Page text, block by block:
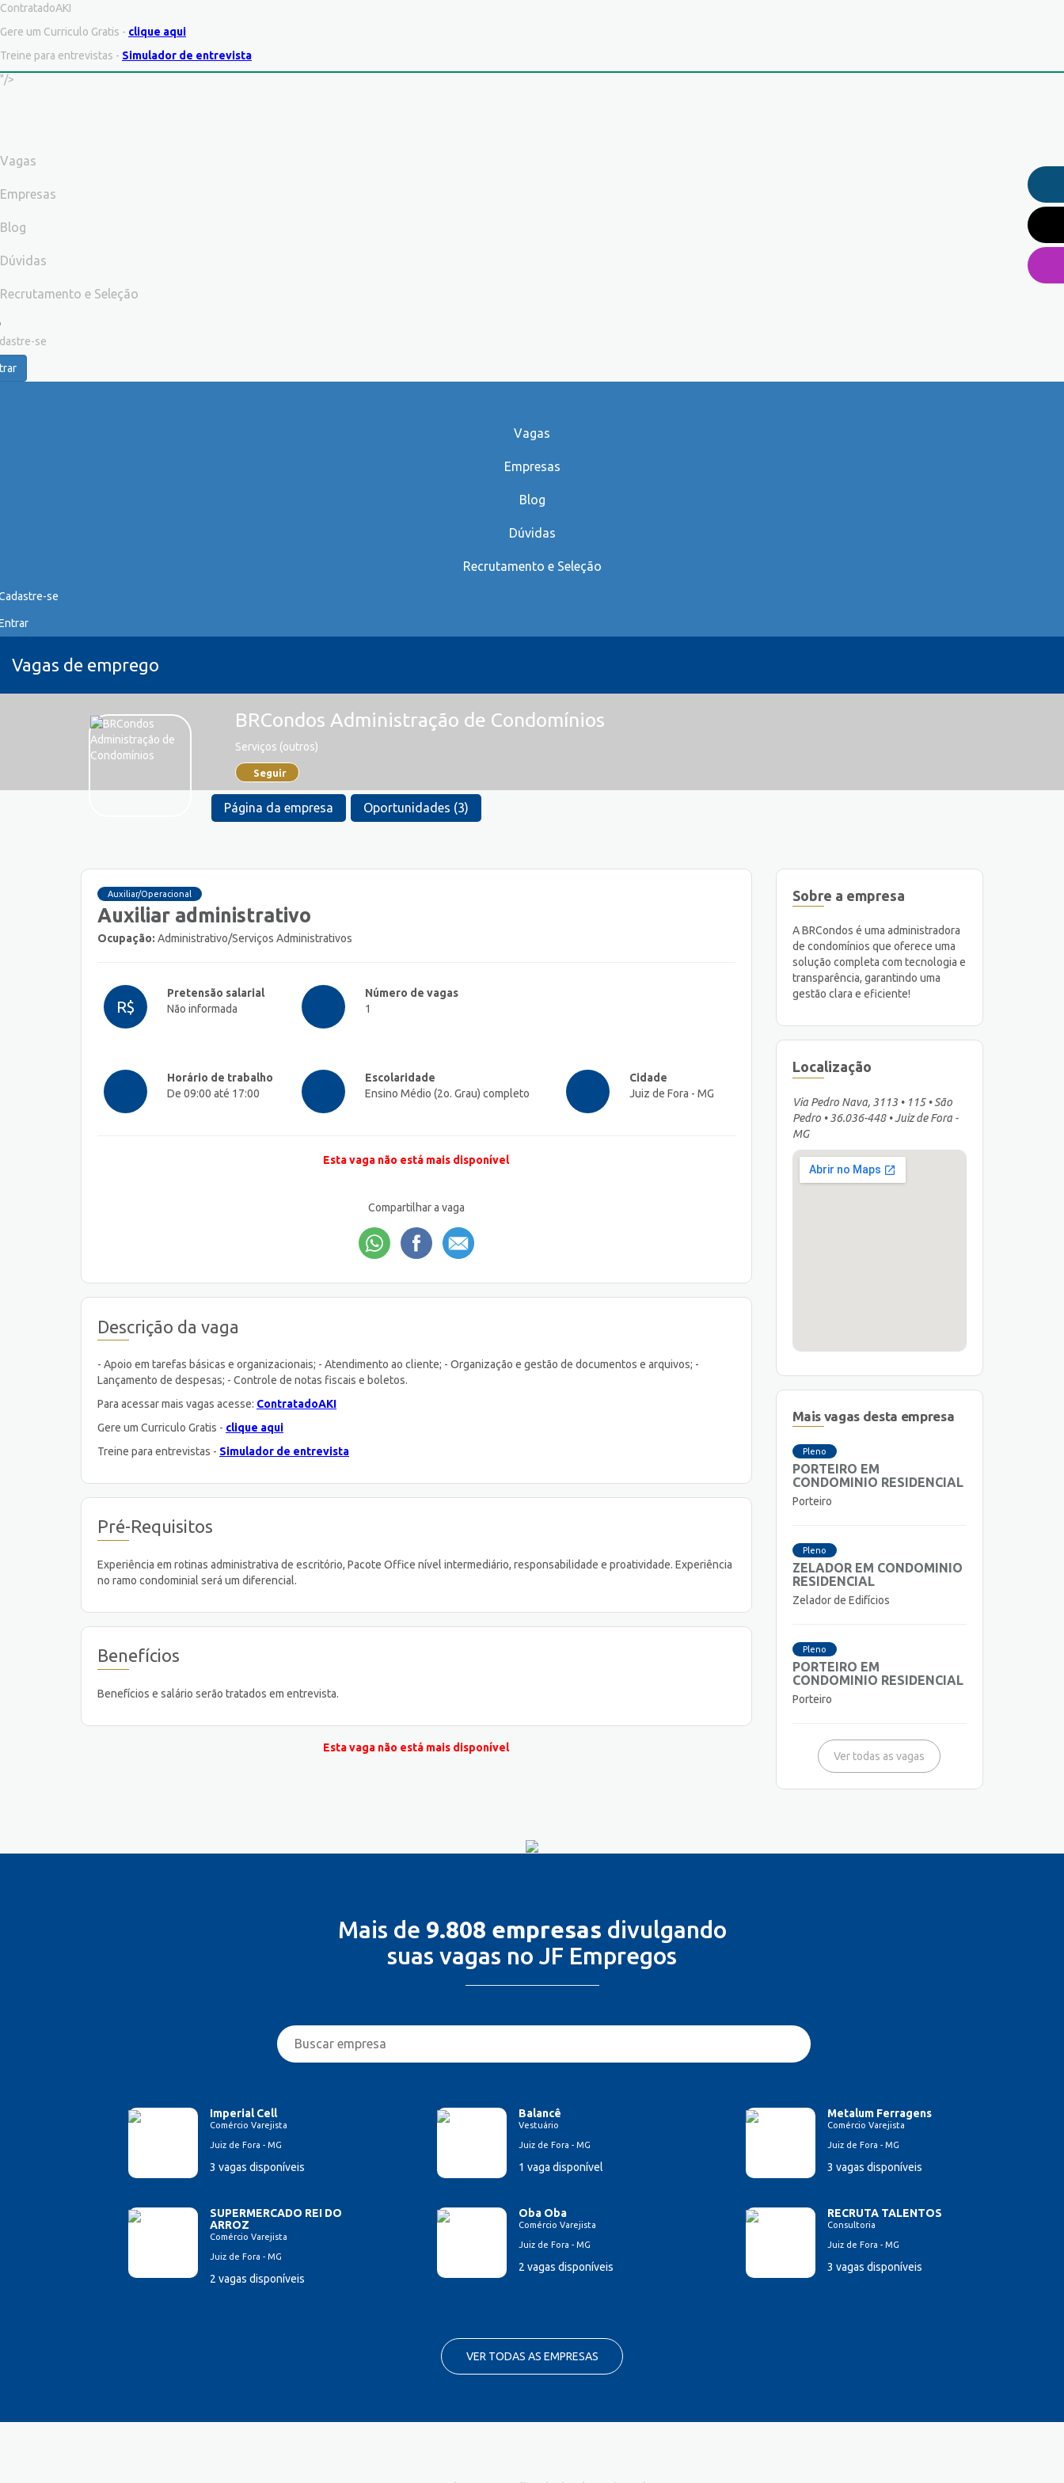
ContratadoAKI
Gere um Curriculo Gratis - clique aqui
Treine para entrevistas - Simulador de entrevista
"/>
Vagas
Empresas
Blog
Dúvidas
Recrutamento e Seleção
se
Vagas
Empresas
Blog
Dúvidas
Recrutamento e Seleção
se
Vagas de emprego
BRCondos Administração de Condomínios
Serviços (outros)
Seguir
Página da empresa Oportunidades (3)
Auxiliar/Operacional
Auxiliar administrativo
Ocupação: Administrativo/Serviços Administrativos
R$
Pretensão salarial
Não informada
Número de vagas
1
Horário de trabalho
De 09:00 até 17:00
Escolaridade
Ensino Médio (2o. Grau) completo
Cidade
Juiz de Fora - MG
Esta vaga não está mais disponível
Compartilhar a vaga
Descrição da vaga
- Apoio em tarefas básicas e organizacionais; - Atendimento ao cliente; - Organização e gestão de documentos e arquivos; -
Lançamento de despesas; - Controle de notas fiscais e boletos.
Para acessar mais vagas acesse: ContratadoAKI
Gere um Curriculo Gratis - clique aqui
Treine para entrevistas - Simulador de entrevista
Pré-Requisitos
Experiência em rotinas administrativa de escritório, Pacote Office nível intermediário, responsabilidade e proatividade. Experiência
no ramo condominial será um diferencial.
Benefícios
Benefícios e salário serão tratados em entrevista.
Esta vaga não está mais disponível
Sobre a empresa
A BRCondos é uma administradora
de condomínios que oferece uma
solução completa com tecnologia e
transparência, garantindo uma
gestão clara e eficiente!
Localização
Via Pedro Nava, 3113 • 115 • São
Pedro • 36.036-448 • Juiz de Fora -
MG
Mais vagas desta empresa
Pleno
PORTEIRO EM
CONDOMINIO RESIDENCIAL
Porteiro
Pleno
ZELADOR EM CONDOMINIO
RESIDENCIAL
Zelador de Edifícios
Pleno
PORTEIRO EM
CONDOMINIO RESIDENCIAL
Porteiro
Ver todas as vagas
Mais de 9.808 empresas divulgando
suas vagas no JF Empregos
Imperial Cell
Comércio Varejista
Juiz de Fora - MG
3 vagas disponíveis
Balancê
Vestuário
Juiz de Fora - MG
1 vaga disponível
Metalum Ferragens
Comércio Varejista
Juiz de Fora - MG
3 vagas disponíveis
SUPERMERCADO REI DO
ARROZ
Comércio Varejista
Juiz de Fora - MG
2 vagas disponíveis
Oba Oba
Comércio Varejista
Juiz de Fora - MG
2 vagas disponíveis
RECRUTA TALENTOS
Consultoria
Juiz de Fora - MG
3 vagas disponíveis
VER TODAS AS EMPRESAS